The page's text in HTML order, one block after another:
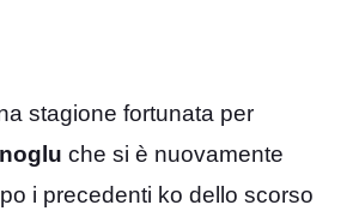
stagione fortunata per
che si è nuovamente
i precedenti ko dello scorso